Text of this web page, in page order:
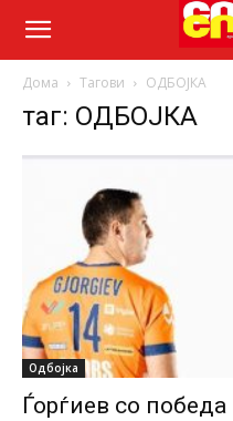
Дома Тагови ОДБОЈКА
таг: ОДБОЈКА
Одбојка
Ѓорѓиев со